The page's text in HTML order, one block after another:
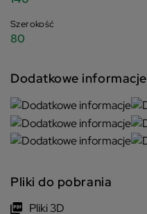
Szerokość
80
Dodatkowe informacje
Pliki do pobrania
Pliki 3D